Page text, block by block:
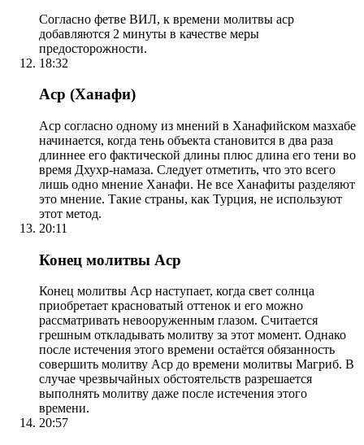
Согласно фетве ВИЛ, к времени молитвы аср
добавляются 2 минуты в качестве меры
предосторожности.
18:32
Аср (Ханафи)
Аср согласно одному из мнений в Ханафийском мазхабе
начинается, когда тень объекта становится в два раза
длиннее его фактической длины плюс длина его тени во
время Дхухр-намаза. Следует отметить, что это всего
лишь одно мнение Ханафи. Не все Ханафиты разделяют
это мнение. Такие страны, как Турция, не используют
этот метод.
20:11
Конец молитвы Аср
Конец молитвы Аср наступает, когда свет солнца
приобретает красноватый оттенок и его можно
рассматривать невооруженным глазом. Считается
грешным откладывать молитву за этот момент. Однако
после истечения этого времени остаётся обязанность
совершить молитву Аср до времени молитвы Магриб. В
случае чрезвычайных обстоятельств разрешается
выполнять молитву даже после истечения этого
времени.
20:57